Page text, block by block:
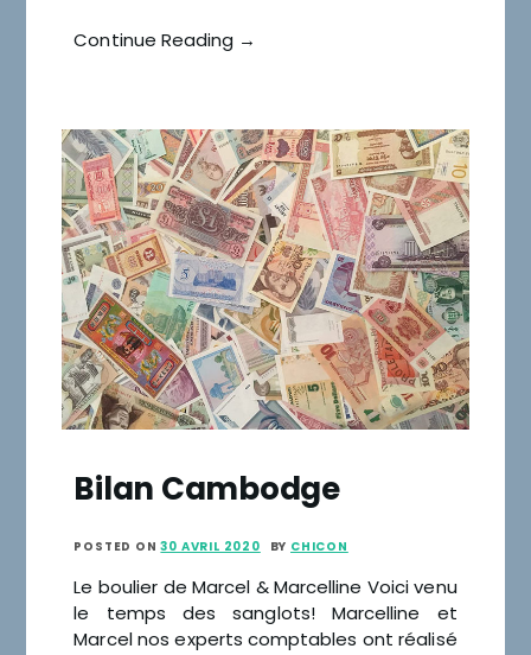
Continue Reading →
Bilan Cambodge
POSTED ON30 AVRIL 2020 BY CHICON
Le boulier de Marcel & Marcelline Voici venu
le temps des sanglots! Marcelline et
Marcel nos experts comptables ont réalisé